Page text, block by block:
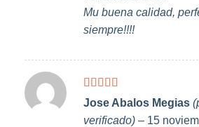
Mu buena calidad,
siempre!!!!
Valorado
con5de 5
Jose Abalos Megias
verificado) – 15